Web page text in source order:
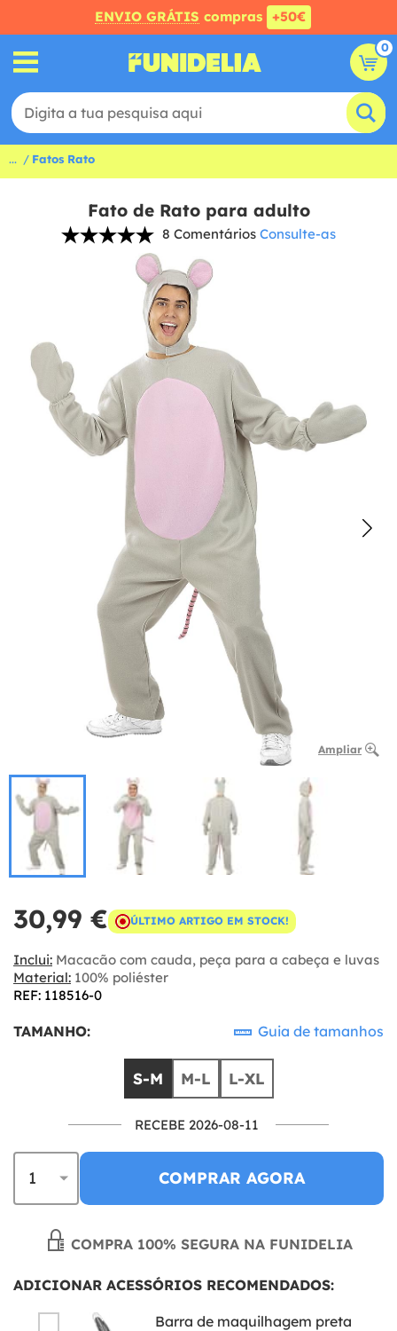
ENVIO GRÁTIS compras +50€
0
... Fatos Rato
Fato de Rato para adulto
8 Comentários Consulte-as
Ampliar
30,99 € ÚLTIMO ARTIGO EM STOCK!
Inclui: Macacão com cauda, peça para a cabeça e luvas
Material: 100% poliéster
REF: 118516-0
TAMANHO: Guia de tamanhos
S-M M-L L-XL
RECEBE 2026-08-11
COMPRAR AGORA
COMPRA 100% SEGURA NA FUNIDELIA
ADICIONAR ACESSÓRIOS RECOMENDADOS:
Barra de maquilhagem preta